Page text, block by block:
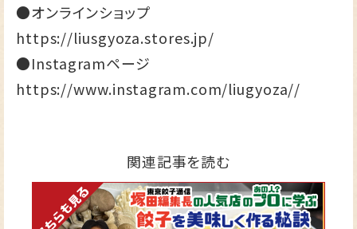
●オンラインショップ
https://liusgyoza.stores.jp/
●Instagramページ
https://www.instagram.com/liugyoza//
関連記事を読む